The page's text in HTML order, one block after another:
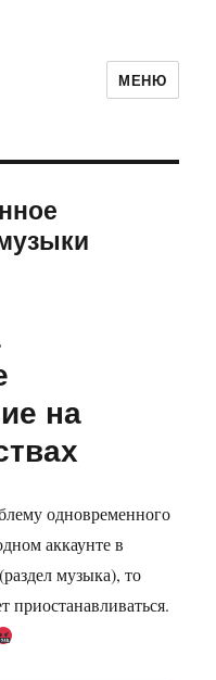
МЕНЮ
на
одновременного
аккаунте в
музыка), то
приостанавливаться.